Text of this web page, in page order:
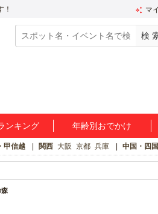
！ マ
ンキング 年齢別おでかけ
甲信越 関西 大阪 京都 兵庫 中国・四国